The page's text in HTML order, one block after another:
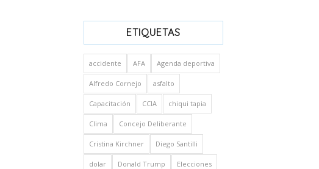
ETIQUETAS
accidente AFA Agenda deportiva
Alfredo Cornejo asfalto
Capacitación CCIA chiqui tapia
Clima Concejo Deliberante
Cristina Kirchner Diego Santilli
dolar Donald Trump Elecciones